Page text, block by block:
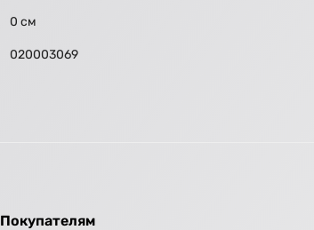
0 см
020003069
Покупателям